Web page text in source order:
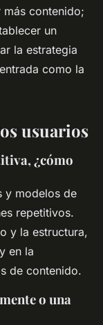
contenido;
un
la estrategia
como la
usuarios
¿cómo
y modelos de
repetitivos.
y la estructura,
en la
de contenido.
o una